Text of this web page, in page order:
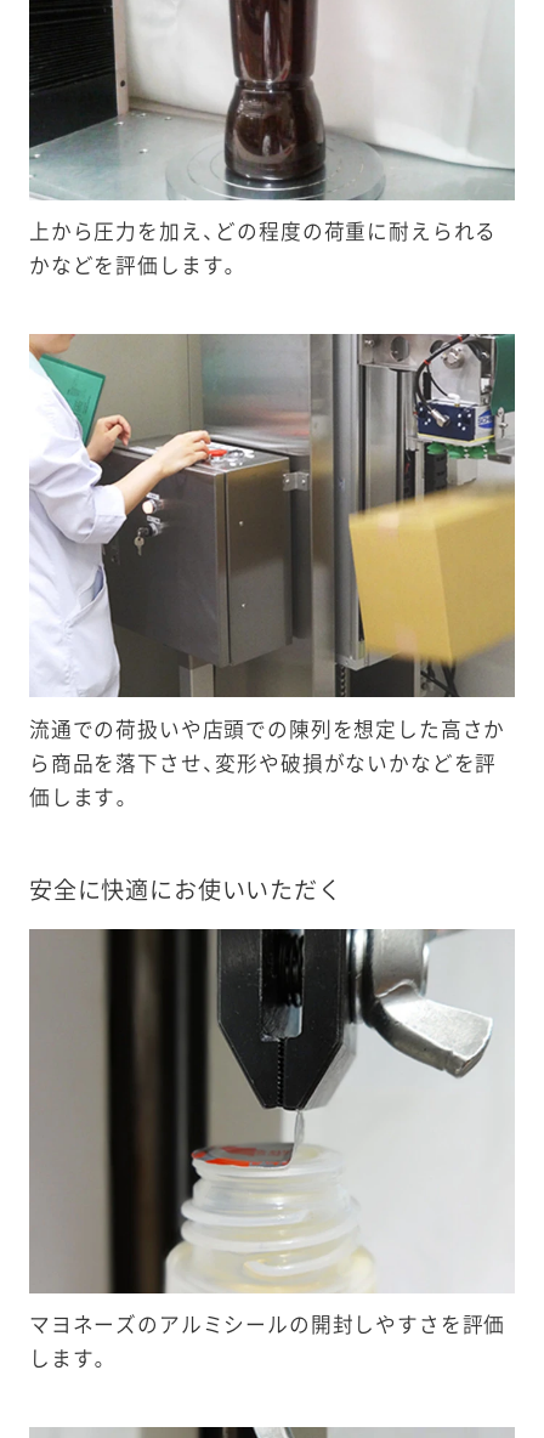
上から圧力を加え、どの程度の荷重に耐えられる
かなどを評価します。
流通での荷扱いや店頭での陳列を想定した高さか
ら商品を落下させ、変形や破損がないかなどを評
価します。
安全に快適にお使いいただく
マヨネーズのアルミシールの開封しやすさを評価
します。